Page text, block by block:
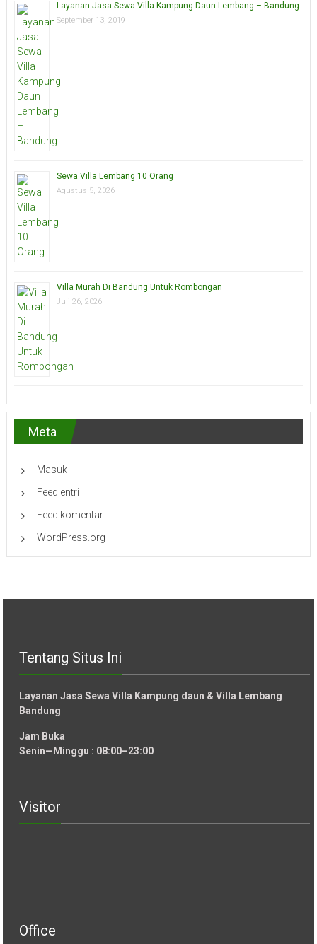
Layanan Jasa Sewa Villa Kampung Daun Lembang – Bandung
September 13, 2019
Sewa Villa Lembang 10 Orang
Agustus 5, 2026
Villa Murah Di Bandung Untuk Rombongan
Juli 26, 2026
Meta
Masuk
Feed entri
Feed komentar
WordPress.org
Tentang Situs Ini
Layanan Jasa Sewa Villa Kampung daun & Villa Lembang
Bandung
Jam Buka
Senin—Minggu : 08:00–23:00
Visitor
Office